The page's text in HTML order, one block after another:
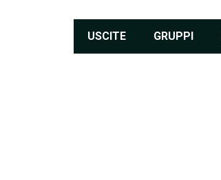
USCITE GRUPPI